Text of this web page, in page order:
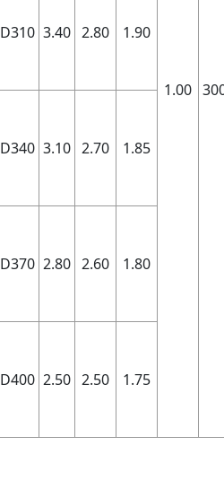
1.00
D310 3.40 2.80 1.90
D340 3.10 2.70 1.85
D370 2.80 2.60 1.80
D400 2.50 2.50 1.75